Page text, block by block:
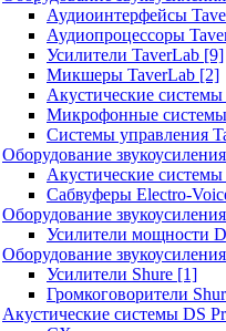
Аудиоинтерфейсы
Аудиопроцессоры
Усилители TaverLab [9]
Микшеры TaverLab [2]
Акустические
Микрофонные
Системы управления
Оборудование
Акустические
Сабвуферы Electro-
Оборудование
Усилители мощности
Оборудование
Усилители Shure [1]
Громкоговорители
Акустические системы DS